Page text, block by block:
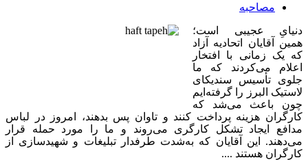
مصاحبه
دنیایِ عجیبی است؛
همین آقایان اتحادیه آزاد
که یک زمانی با افتخار
اعلام می‌کردند که ما
جلوی تأسیس سندیکای
لاستیک البرز را گرفته‌ایم
چون باعث می‌شد که
کارگران هزینه پرداخت کنند و تاوان پس بدهند، امروز در لباس
مدافع ایجاد تشکل کارگری می‌روند و ما را مورد حمله قرار
می‌دهند. این آقایان که به‌شدت طرفدار تبلیغات و شهیدسازی از
کارگران هستند ....